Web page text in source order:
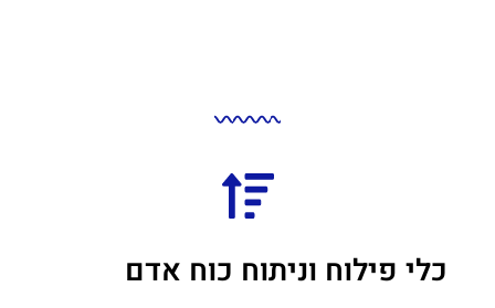
כלי פילוח וניתוח כוח אדם